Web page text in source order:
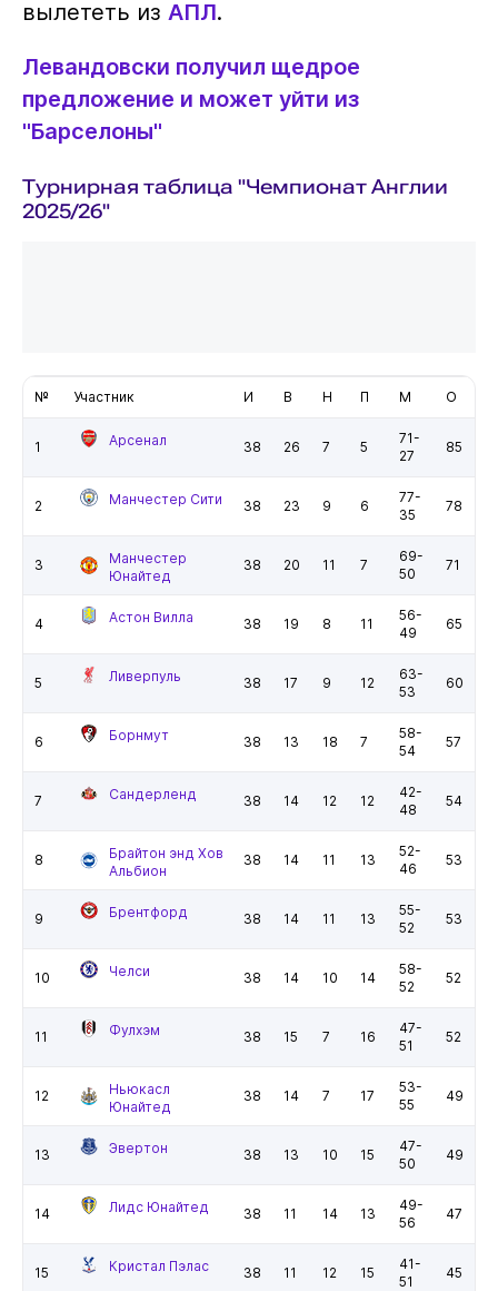
вылететь из АПЛ.
Левандовски получил щедрое
предложение и может уйти из
"Барселоны"
Турнирная таблица "Чемпионат Англии
2025/26"
№ Участник И В Н П М О
1 Арсенал 38 26 7 5
71-
27
85
2 Манчестер Сити 38 23 9 6
77-
35
78
3
Манчестер
Юнайтед
38 20 11 7
69-
50
71
4 Астон Вилла 38 19 8 11
56-
49
65
5 Ливерпуль 38 17 9 12
63-
53
60
6 Борнмут 38 13 18 7
58-
54
57
7 Сандерленд 38 14 12 12
42-
48
54
8
Брайтон энд Хов
Альбион
38 14 11 13
52-
46
53
9 Брентфорд 38 14 11 13
55-
52
53
10 Челси 38 14 10 14
58-
52
52
11 Фулхэм 38 15 7 16
47-
51
52
12
Ньюкасл
Юнайтед
38 14 7 17
53-
55
49
13 Эвертон 38 13 10 15
47-
50
49
14 Лидс Юнайтед 38 11 14 13
49-
56
47
15 Кристал Пэлас 38 11 12 15
41-
51
45